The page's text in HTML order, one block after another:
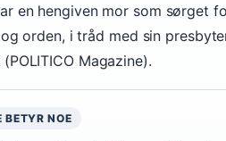
en hengiven mor som sørget
orden, i tråd med sin
Magazine).
BETYR NOE